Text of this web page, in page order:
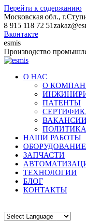
Перейти к содержанию
Московская обл.,
8 915 118 72 51
Вконтакте
esmis
Производство
О НАС
О
ПАТЕНТЫ
ВАКАНСИИ
НАШИ РАБОТЫ
ОБОРУДОВАНИЕ
ЗАПЧАСТИ
ТЕХНОЛОГИИ
БЛОГ
КОНТАКТЫ